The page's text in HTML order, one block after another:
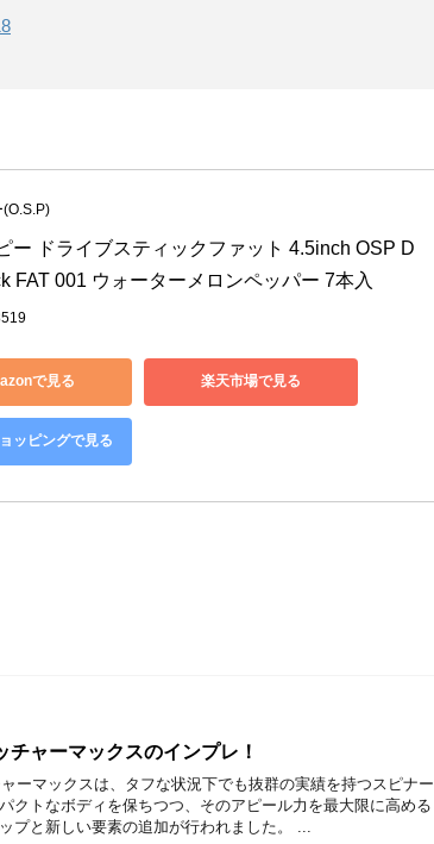
ー ドライブスティックファット 4.5inch OSP D
FAT 001 ウォーターメロンペッパー 7本入
で見る 楽天市場で見る
ッピングで見る
チャーマックスのインプレ！
ーマックスは、タフな状況下でも抜群の実績を持つスピナー
クトなボディを保ちつつ、そのアピール力を最大限に高める
プと新しい要素の追加が行われました。 ...